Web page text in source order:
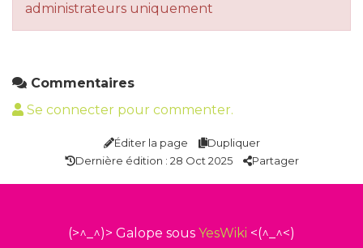
administrateurs uniquement
Commentaires
Se connecter pour commenter.
Éditer la page
Dupliquer
Dernière édition : 28 Oct 2025
Partager
(>^_^)> Galope sous YesWiki <(^_^<)